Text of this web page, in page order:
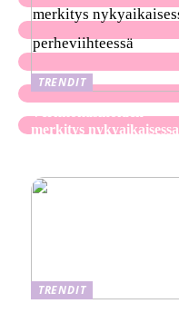
TRENDIT
merkitys nykyaikaisessa
TRENDIT